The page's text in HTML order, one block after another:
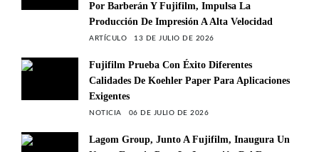
Por Barberán Y Fujifilm, Impulsa La
Producción De Impresión A Alta Velocidad
ARTÍCULO 13 DE JULIO DE 2026
Fujifilm Prueba Con Éxito Diferentes
Calidades De Koehler Paper Para Aplicaciones
Exigentes
NOTICIA 06 DE JULIO DE 2026
Lagom Group, Junto A Fujifilm, Inaugura Un